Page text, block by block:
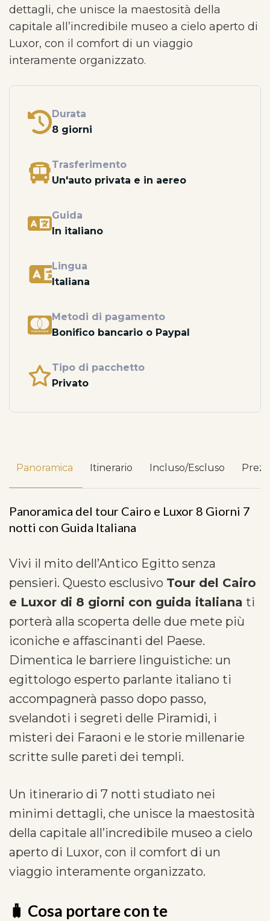
dettagli, che unisce la maestosità della
capitale all’incredibile museo a cielo aperto di
Luxor, con il comfort di un viaggio
interamente organizzato.
Durata
8 giorni
Trasferimento
Un'auto privata e in aereo
Guida
In italiano
Lingua
Italiana
Metodi di pagamento
Bonifico bancario o Paypal
Tipo di pacchetto
Privato
Panoramica Itinerario Incluso/Escluso
Panoramica del tour Cairo e Luxor 8 Giorni 7
notti con Guida Italiana
Vivi il mito dell’Antico Egitto senza
pensieri. Questo esclusivo Tour del Cairo
e Luxor di 8 giorni con guida italiana ti
porterà alla scoperta delle due mete più
iconiche e affascinanti del Paese.
Dimentica le barriere linguistiche: un
egittologo esperto parlante italiano ti
accompagnerà passo dopo passo,
svelandoti i segreti delle Piramidi, i
misteri dei Faraoni e le storie millenarie
scritte sulle pareti dei templi.
Un itinerario di 7 notti studiato nei
minimi dettagli, che unisce la maestosità
della capitale all’incredibile museo a cielo
aperto di Luxor, con il comfort di un
viaggio interamente organizzato.
🧳 Cosa portare con te